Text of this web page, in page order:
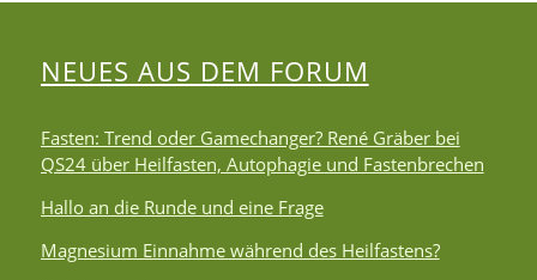
NEUES AUS DEM FORUM
Fasten: Trend oder Gamechanger? René Gräber bei
QS24 über Heilfasten, Autophagie und Fastenbrechen
Hallo an die Runde und eine Frage
Magnesium Einnahme während des Heilfastens?